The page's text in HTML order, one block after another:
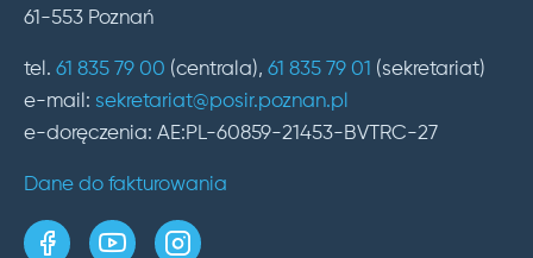
61-553 Poznań
tel. 61 835 79 00 (centrala), 61 835 79 01 (sekretariat)
e-mail: sekretariat@posir.poznan.pl
e-doręczenia: AE:PL-60859-21453-BVTRC-27
Dane do fakturowania
strona w serwisie Facebook
kanał w serwisie YouTube
profil w serwisie Instagram